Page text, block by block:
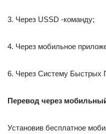
3. Через USSD -команду;
4. Через мобильное
6. Через Систему Быстрых
Перевод через
Установив бесплатное